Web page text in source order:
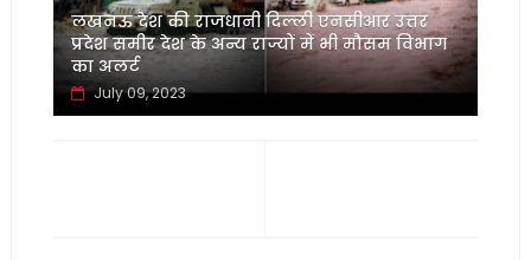
लखनऊ देश की राजधानी दिल्ली एनसीआर उत्तर
प्रदेश समीर देश के अन्य राज्यों में भी मौसम विभाग
का अलर्ट
July 09, 2023